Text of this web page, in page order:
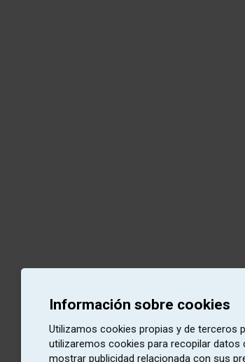
Información sobre cookies
Utilizamos cookies propias y de terceros
utilizaremos cookies para recopilar
mostrar publicidad relacionada con sus